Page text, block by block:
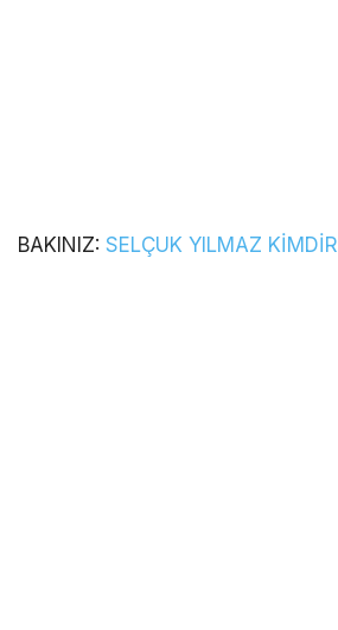
BAKINIZ: SELÇUK YILMAZ KİMDİR